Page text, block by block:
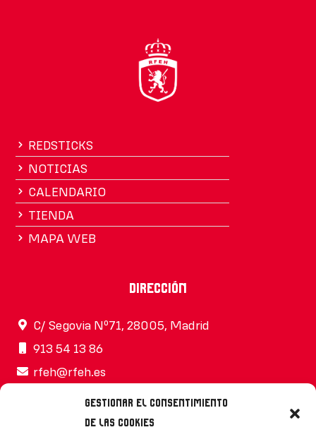
Gestionar el consentimiento
de las cookies
REDSTICKS
NOTICIAS
CALENDARIO
TIENDA
MAPA WEB
Dirección
C/ Segovia Nº71, 28005, Madrid
913 54 13 86
rfeh@rfeh.es